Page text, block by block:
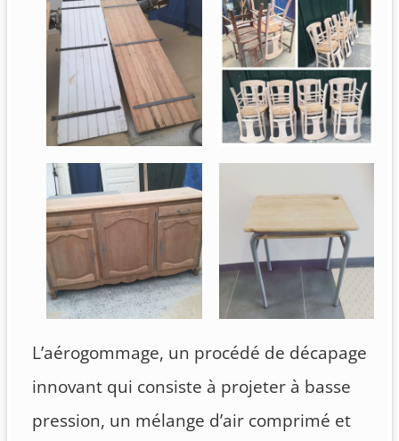
L’aérogommage, un procédé de décapage
innovant qui consiste à projeter à basse
pression, un mélange d’air comprimé et